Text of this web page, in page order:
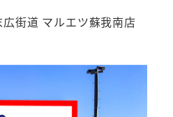
街道 マルエツ蘇我南店